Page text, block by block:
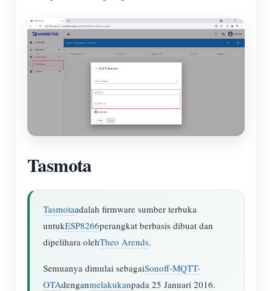
Tasmota
Tasmotaadalah firmware sumber terbuka
untukESP8266perangkat berbasis dibuat dan
dipelihara olehTheo Arends.
Semuanya dimulai sebagaiSonoff-MQTT-
OTAdenganmelakukanpada 25 Januari 2016.